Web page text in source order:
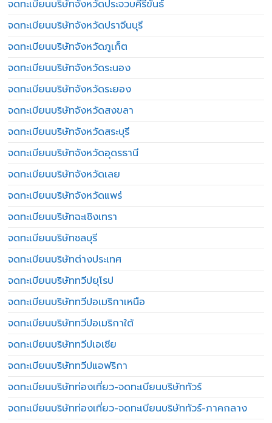
จดทะเบียนบริษัทจังหวัดประจวบคีรีขันธ์
จดทะเบียนบริษัทจังหวัดปราจีนบุรี
จดทะเบียนบริษัทจังหวัดภูเก็ต
จดทะเบียนบริษัทจังหวัดระนอง
จดทะเบียนบริษัทจังหวัดระยอง
จดทะเบียนบริษัทจังหวัดสงขลา
จดทะเบียนบริษัทจังหวัดสระบุรี
จดทะเบียนบริษัทจังหวัดอุดรธานี
จดทะเบียนบริษัทจังหวัดเลย
จดทะเบียนบริษัทจังหวัดแพร่
จดทะเบียนบริษัทฉะเชิงเทรา
จดทะเบียนบริษัทชลบุรี
จดทะเบียนบริษัทต่างประเทศ
จดทะเบียนบริษัททวีปยุโรป
จดทะเบียนบริษัททวีปอเมริกาเหนือ
จดทะเบียนบริษัททวีปอเมริกาใต้
จดทะเบียนบริษัททวีปเอเชีย
จดทะเบียนบริษัททวีปแอฟริกา
จดทะเบียนบริษัทท่องเที่ยว-จดทะเบียนบริษัททัวร์
จดทะเบียนบริษัทท่องเที่ยว-จดทะเบียนบริษัททัวร์-ภาคกลาง